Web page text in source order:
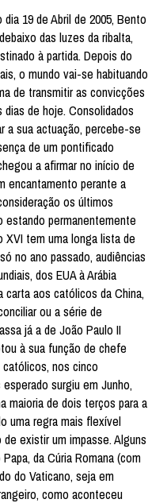
19 de Abril de 2005, Bento
das luzes da ribalta,
à partida. Depois do
o mundo vai-se habituando
de transmitir as convicções
de hoje. Consolidados
a sua actuação, percebe-se
de um pontificado
a afirmar no início de
encantamento perante a
os últimos
permanentemente
tem uma longa lista de
no ano passado, audiências
dos EUA à Arábia
carta aos católicos da China,
ou a série de
já a de João Paulo II
à sua função de chefe
nos cinco
surgiu em Junho,
maioria de dois terços para a
uma regra mais flexível
existir um impasse. Alguns
da Cúria Romana (com
do Vaticano, seja em
como aconteceu